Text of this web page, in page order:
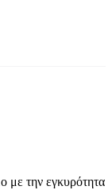
με την εγκυρότητα